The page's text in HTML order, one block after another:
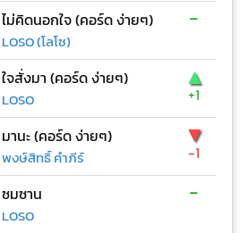
ไม่คิดนอกใจ (คอร์ด ง่ายๆ)
LOSO (โลโซ)
-
ใจสั่งมา (คอร์ด ง่ายๆ)
LOSO
▲
+1
มานะ (คอร์ด ง่ายๆ)
พงษ์สิทธิ์ คำภีร์
▼
-1
ซมซาน
LOSO
-